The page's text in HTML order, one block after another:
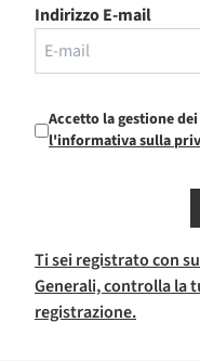
Indirizzo E-mail
Accetto la gestione
l'informativa sulla
Ti sei registrato con
Generali, controlla la
registrazione.